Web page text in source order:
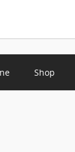
Shop